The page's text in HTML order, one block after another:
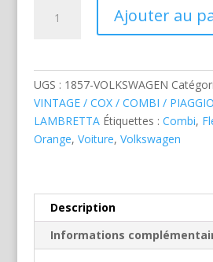
Ajouter au
UGS : 1857-VOLKSWAGEN
VINTAGE / COX / COMBI /
LAMBRETTA Étiquettes : Combi,
Orange, Voiture, Volkswagen
Description
Informations